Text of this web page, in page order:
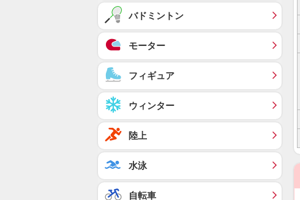
バドミントン
モーター
フィギュア
ウィンター
陸上
水泳
自転車